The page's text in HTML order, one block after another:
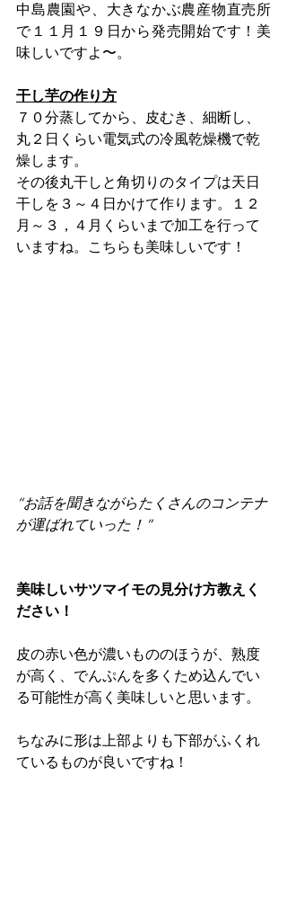
中島農園や、大きなかぶ農産物直売所
で１１月１９日から発売開始です！美
味しいですよ〜。
干し芋の作り方
７０分蒸してから、皮むき、細断し、
丸２日くらい電気式の冷風乾燥機で乾
燥します。
その後丸干しと角切りのタイプは天日
干しを３～４日かけて作ります。１２
月～３，４月くらいまで加工を行って
いますね。こちらも美味しいです！
“お話を聞きながらたくさんのコンテナ
が運ばれていった！”
美味しいサツマイモの見分け方教えく
ださい！
皮の赤い色が濃いもののほうが、熟度
が高く、でんぷんを多くため込んでい
る可能性が高く美味しいと思います。
ちなみに形は上部よりも下部がふくれ
ているものが良いですね！